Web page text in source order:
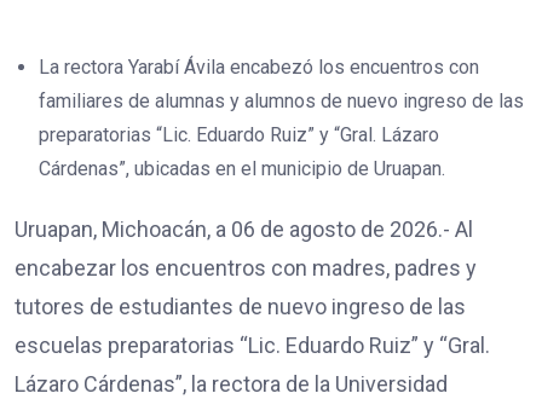
La rectora Yarabí Ávila encabezó los encuentros con
familiares de alumnas y alumnos de nuevo ingreso de las
preparatorias “Lic. Eduardo Ruiz” y “Gral. Lázaro
Cárdenas”, ubicadas en el municipio de Uruapan.
Uruapan, Michoacán, a 06 de agosto de 2026.- Al
encabezar los encuentros con madres, padres y
tutores de estudiantes de nuevo ingreso de las
escuelas preparatorias “Lic. Eduardo Ruiz” y “Gral.
Lázaro Cárdenas”, la rectora de la Universidad